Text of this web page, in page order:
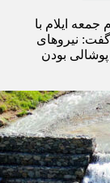
جمعه ایلام با
نیروهای
پوشالی بودن